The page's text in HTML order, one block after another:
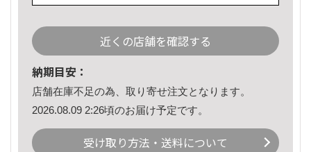
近くの店舗を確認する
納期目安：
店舗在庫不足の為、取り寄せ注文となります。
2026.08.09 2:26頃のお届け予定です。
受け取り方法・送料について